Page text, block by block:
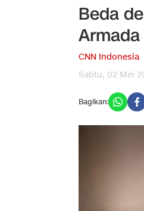
Beda
CNN Indonesia
Sabtu, 02 Mei
Bagikan: